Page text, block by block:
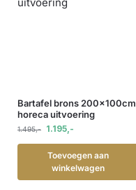
Bartafel brons 200x100cm
horeca uitvoering
1.495,- 1.195,-
Toevoegen aan
winkelwagen